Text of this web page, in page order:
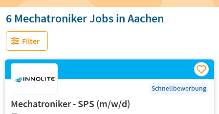
6 Mechatroniker Jobs in Aachen
Filter
Schnellbewerbung
Mechatroniker - SPS (m/w/d)